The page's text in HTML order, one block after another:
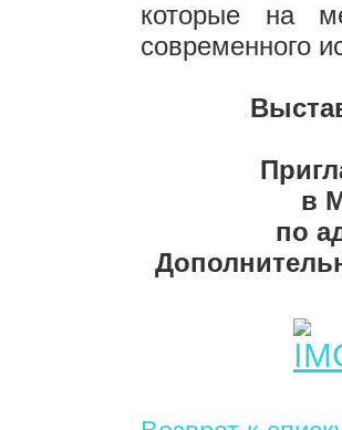
которые на
современного
в
по